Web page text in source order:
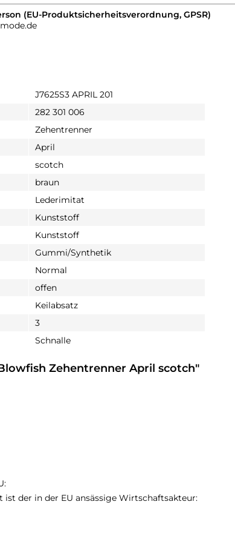
(EU-Produktsicherheitsverordnung, GPSR)
J7625S3 APRIL 201
282 301 006
Zehentrenner
April
scotch
braun
Lederimitat
Kunststoff
Kunststoff
Gummi/Synthetik
Normal
offen
Keilabsatz
3
Schnalle
Zehentrenner April scotch"
der in der EU ansässige Wirtschaftsakteur: